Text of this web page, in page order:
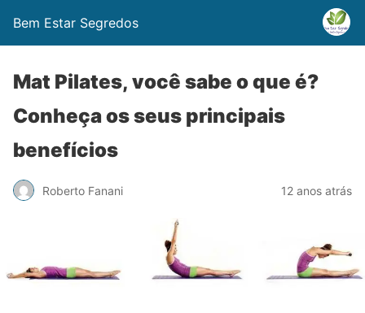
Bem Estar Segredos
Mat Pilates, você sabe o que é?
Conheça os seus principais
benefícios
Roberto Fanani 12 anos atrás